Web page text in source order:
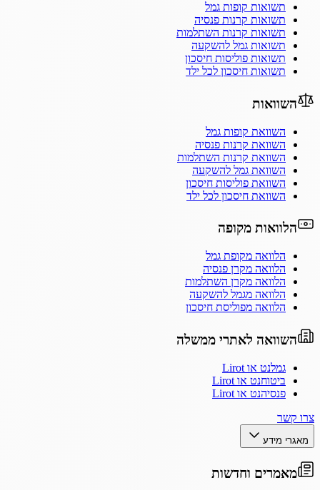
תשואות קופות גמל
תשואות קרנות פנסיה
תשואות קרנות השתלמות
תשואות גמל להשקעה
תשואות פוליסות חיסכון
תשואות חיסכון לכל ילד
השוואות
השוואת קופות גמל
השוואת קרנות פנסיה
השוואת קרנות השתלמות
השוואת גמל להשקעה
השוואת פוליסות חיסכון
השוואת חיסכון לכל ילד
הלוואות מקופה
הלוואה מקופת גמל
הלוואה מקרן פנסיה
הלוואה מקרן השתלמות
הלוואה מגמל להשקעה
הלוואה מפוליסת חיסכון
השוואה לאתרי ממשלה
גמלנט או Lirot
ביטוחנט או Lirot
פנסיהנט או Lirot
צרו קשר
מאגרי מידע
מאמרים וחדשות